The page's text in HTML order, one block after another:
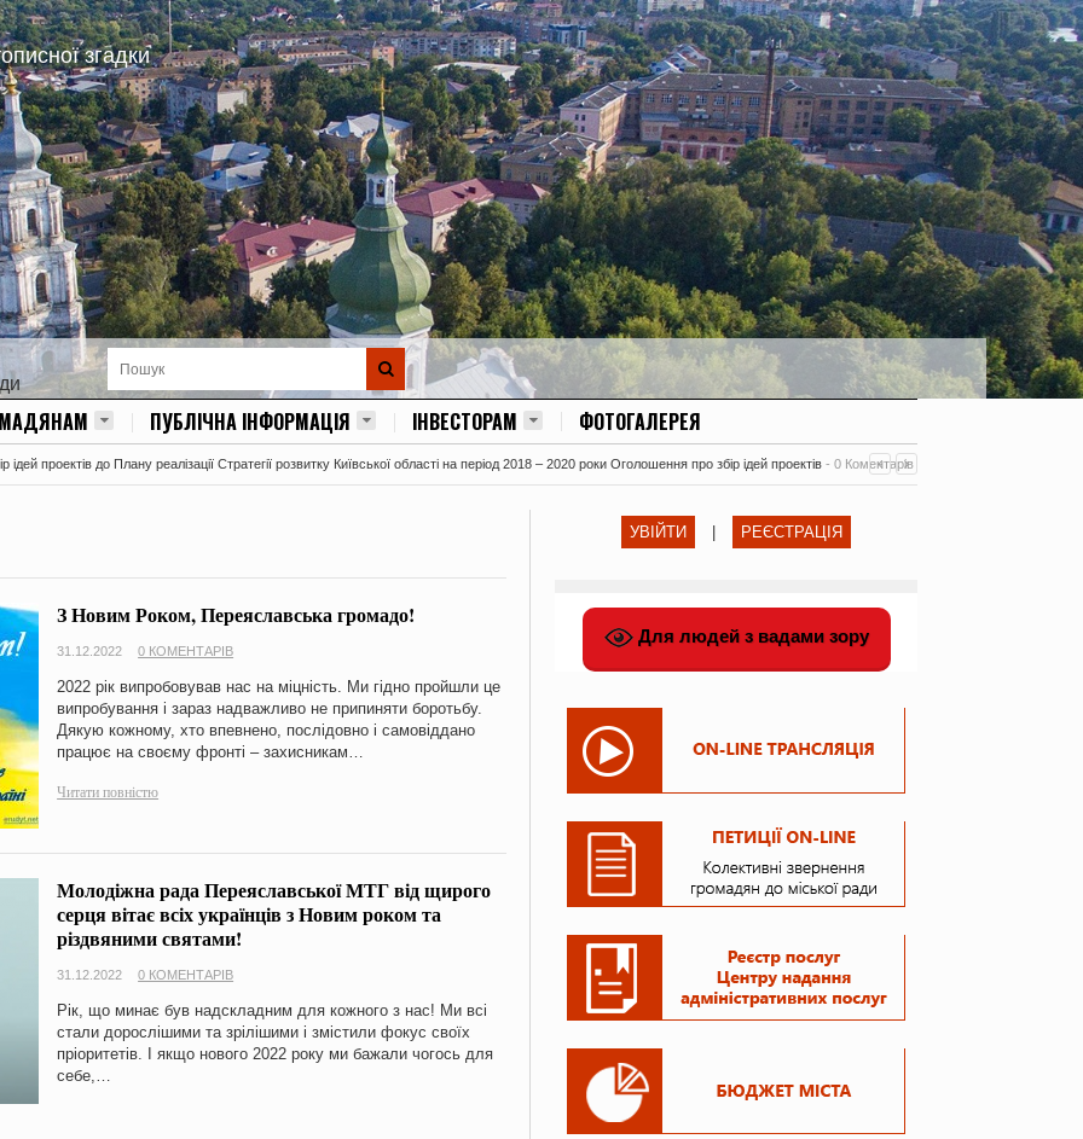
згадки
ПУБЛІЧНА ІНФОРМАЦІЯ ІНВЕСТОРАМ ФОТОГАЛЕРЕЯ
проектів до Плану реалізації Стратегії розвитку Київської області на період 2018 – 2020 роки Оголошення про збір ідей проектів - 0 Коментарів
З Новим Роком, Переяславська громадо!
31.12.2022 0 КОМЕНТАРІВ
2022 рік випробовував нас на міцність. Ми гідно пройшли це
випробування і зараз надважливо не припиняти боротьбу.
Дякую кожному, хто впевнено, послідовно і самовіддано
працює на своєму фронті – захисникам…
Читати повністю
Молодіжна рада Переяславської МТГ від щирого
серця вітає всіх українців з Новим роком та
різдвяними святами!
31.12.2022 0 КОМЕНТАРІВ
Рік, що минає був надскладним для кожного з нас! Ми всі
стали дорослішими та зрілішими і змістили фокус своїх
пріоритетів. І якщо нового 2022 року ми бажали чогось для
себе,…
УВІЙТИ РЕЄСТРАЦІЯ
Для людей з вадами зору